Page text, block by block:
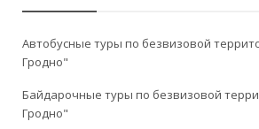
Автобусные туры по безвизовой
Гродно"
Байдарочные туры по безвизовой
Гродно"